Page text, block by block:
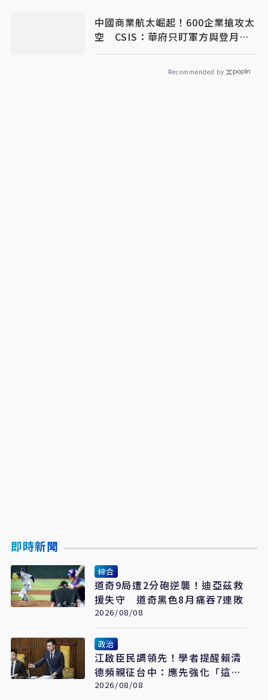
中國商業航太崛起！600企業搶攻太
空 CSIS：華府只盯軍方與登月
恐錯失先機
Recommended by
即時新聞
綜合
道奇9局遭2分砲逆襲！迪亞茲救
援失守 道奇黑色8月痛吞7連敗
2026/08/08
政治
江啟臣民調領先！學者提醒賴清
德頻親征台中：應先強化「這部
分」
2026/08/08